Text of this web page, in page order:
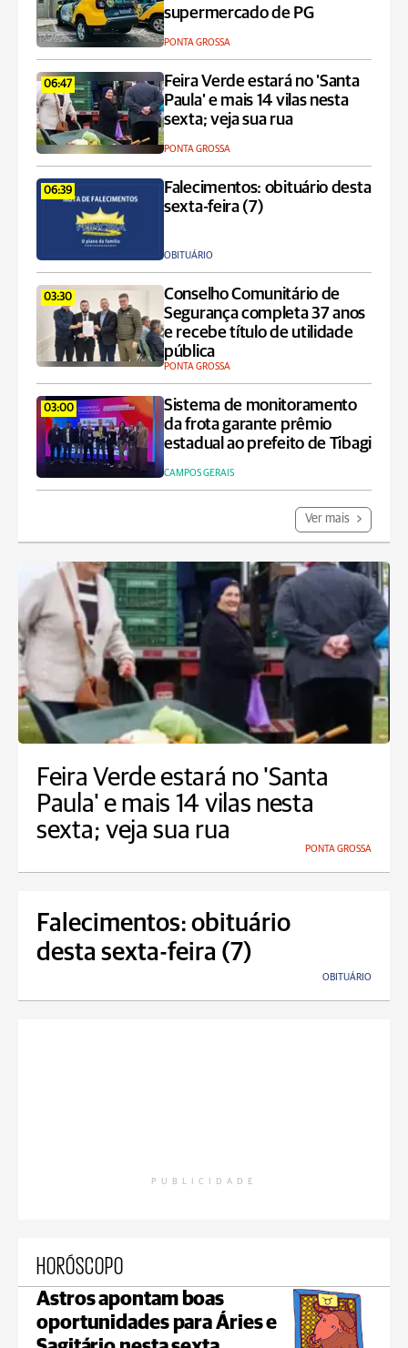
supermercado de PG
PONTA GROSSA
06:47
Feira Verde estará no 'Santa
Paula' e mais 14 vilas nesta
sexta; veja sua rua
PONTA GROSSA
06:39
Falecimentos: obituário desta
sexta-feira (7)
OBITUÁRIO
03:30
Conselho Comunitário de
Segurança completa 37 anos
e recebe título de utilidade
pública
PONTA GROSSA
03:00
Sistema de monitoramento
da frota garante prêmio
estadual ao prefeito de Tibagi
CAMPOS GERAIS
Ver mais
Feira Verde estará no 'Santa
Paula' e mais 14 vilas nesta
sexta; veja sua rua
PONTA GROSSA
Falecimentos: obituário
desta sexta-feira (7)
OBITUÁRIO
PUBLICIDADE
HORÓSCOPO
Astros apontam boas
oportunidades para Áries e